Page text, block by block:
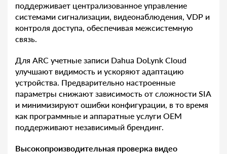
поддерживает централизованное управление
системами сигнализации, видеонаблюдения, VDP и
контроля доступа, обеспечивая межсистемную
связь.
Для ARC учетные записи Dahua DoLynk Cloud
улучшают видимость и ускоряют адаптацию
устройства. Предварительно настроенные
параметры снижают зависимость от сложности SIA
и минимизируют ошибки конфигурации, в то время
как программные и аппаратные услуги OEM
поддерживают независимый брендинг.
Высокопроизводительная проверка видео